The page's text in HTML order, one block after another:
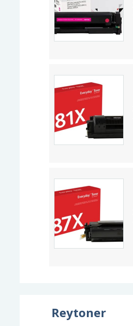
Reytoner